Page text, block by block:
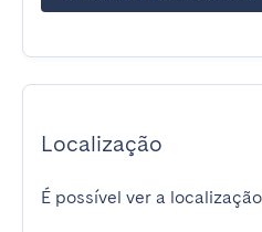
Localização
É possível ver a